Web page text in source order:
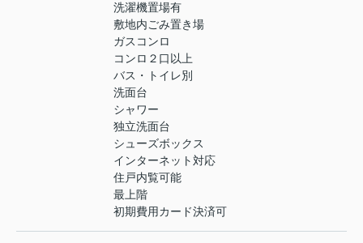
洗濯機置場有
敷地内ごみ置き場
ガスコンロ
コンロ２口以上
バス・トイレ別
洗面台
シャワー
独立洗面台
シューズボックス
インターネット対応
住戸内覧可能
最上階
初期費用カード決済可